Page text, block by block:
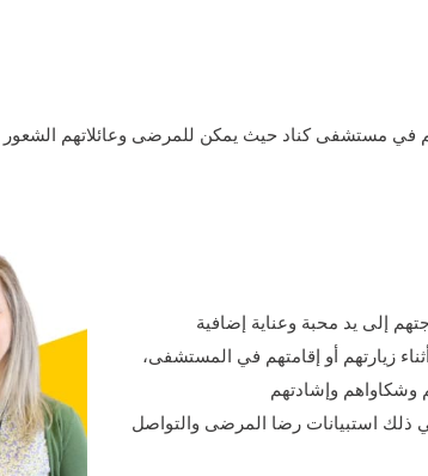
في مستشفى كناد حيث يمكن للمرضى وعائلاتهم الشعور
إلى يد محبة وعناية إضافية
زيارتهم أو إقامتهم في المستشفى،
وإشادتهم
ذلك استبيانات رضا المرضى والتواصل